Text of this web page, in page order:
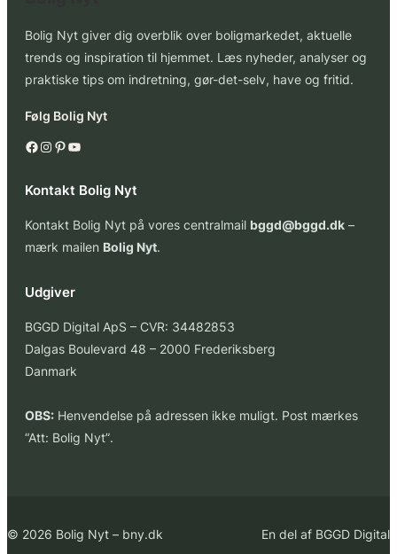
Bolig Nyt giver dig overblik over boligmarkedet, aktuelle
trends og inspiration til hjemmet. Læs nyheder, analyser og
praktiske tips om indretning, gør-det-selv, have og fritid.
Følg Bolig Nyt
Facebook Instagram Pinterest YouTube
Kontakt Bolig Nyt
Kontakt Bolig Nyt på vores centralmail bggd@bggd.dk –
mærk mailen Bolig Nyt.
Udgiver
BGGD Digital ApS – CVR: 34482853
Dalgas Boulevard 48 – 2000 Frederiksberg
Danmark
OBS: Henvendelse på adressen ikke muligt. Post mærkes
“Att: Bolig Nyt”.
© 2026 Bolig Nyt – bny.dk En del af BGGD Digital